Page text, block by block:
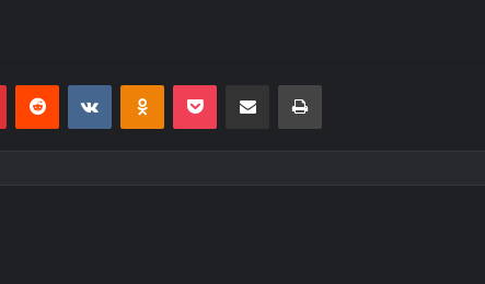
PinterestReddit VKontakteOdnoklassniki
Pocket E-Posta ile paylaş Yazdır